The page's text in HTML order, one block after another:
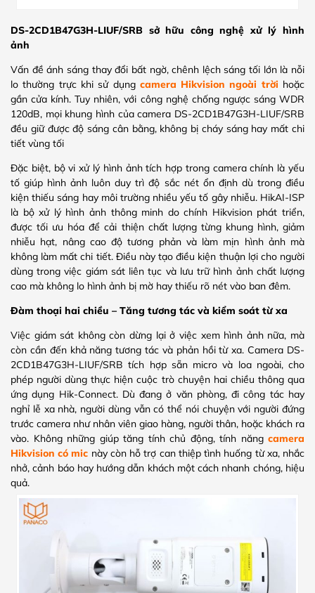
DS-2CD1B47G3H-LIUF/SRB sở hữu công nghệ xử lý hình
ảnh
Vấn đề ánh sáng thay đổi bất ngờ, chênh lệch sáng tối lớn là nỗi
lo thường trực khi sử dụng camera Hikvision ngoài trời hoặc
gần cửa kính. Tuy nhiên, với công nghệ chống ngược sáng WDR
120dB, mọi khung hình của camera DS-2CD1B47G3H-LIUF/SRB
đều giữ được độ sáng cân bằng, không bị cháy sáng hay mất chi
tiết vùng tối
Đặc biệt, bộ vi xử lý hình ảnh tích hợp trong camera chính là yếu
tố giúp hình ảnh luôn duy trì độ sắc nét ổn định dù trong điều
kiện thiếu sáng hay môi trường nhiều yếu tố gây nhiễu. HikAI-ISP
là bộ xử lý hình ảnh thông minh do chính Hikvision phát triển,
được tối ưu hóa để cải thiện chất lượng từng khung hình, giảm
nhiễu hạt, nâng cao độ tương phản và làm mịn hình ảnh mà
không làm mất chi tiết. Điều này tạo điều kiện thuận lợi cho người
dùng trong việc giám sát liên tục và lưu trữ hình ảnh chất lượng
cao mà không lo hình ảnh bị mờ hay thiếu rõ nét vào ban đêm.
Đàm thoại hai chiều – Tăng tương tác và kiểm soát từ xa
Việc giám sát không còn dừng lại ở việc xem hình ảnh nữa, mà
còn cần đến khả năng tương tác và phản hồi từ xa. Camera DS-
2CD1B47G3H-LIUF/SRB tích hợp sẵn micro và loa ngoài, cho
phép người dùng thực hiện cuộc trò chuyện hai chiều thông qua
ứng dụng Hik-Connect. Dù đang ở văn phòng, đi công tác hay
nghỉ lễ xa nhà, người dùng vẫn có thể nói chuyện với người đứng
trước camera như nhân viên giao hàng, người thân, hoặc khách ra
vào. Không những giúp tăng tính chủ động, tính năng camera
Hikvision có mic này còn hỗ trợ can thiệp tình huống từ xa, nhắc
nhở, cảnh báo hay hướng dẫn khách một cách nhanh chóng, hiệu
quả.